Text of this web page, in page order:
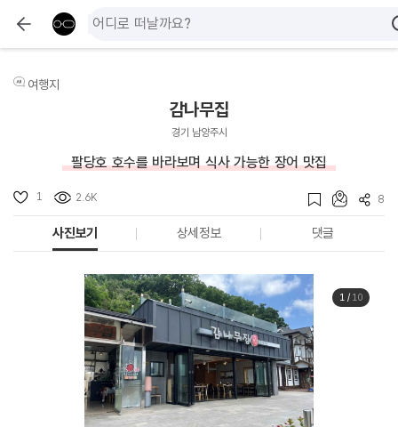
여행지
감나무집
경기 남양주시
팔당호 호수를 바라보며 식사 가능한 장어 맛집
1 2.6K 8
사진보기 상세정보 댓글
1/ 10